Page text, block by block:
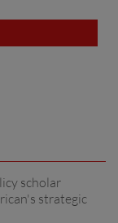
scholar
strategic